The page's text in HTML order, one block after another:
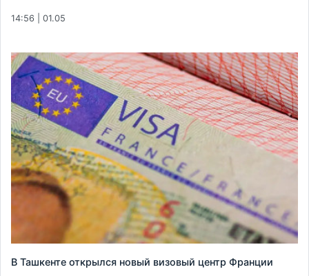
14:56 | 01.05
В Ташкенте открылся новый визовый центр Франции